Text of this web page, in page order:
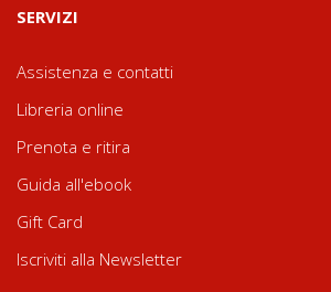
SERVIZI
Assistenza e contatti
Libreria online
Prenota e ritira
Guida all'ebook
Gift Card
Iscriviti alla Newsletter